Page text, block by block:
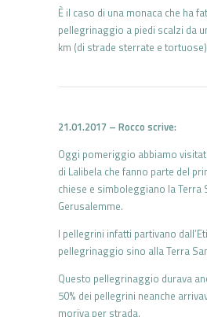
È il caso di una monaca che ha
pellegrinaggio a piedi scalzi da
km (di strade sterrate e
21.01.2017 – Rocco scrive:
Oggi pomeriggio abbiamo
di Lalibela che fanno parte del
chiese e simboleggiano la Terra
Gerusalemme.
I pellegrini infatti partivano
pellegrinaggio sino alla Terra
Questo pellegrinaggio durava
50% dei pellegrini neanche
moriva per strada.